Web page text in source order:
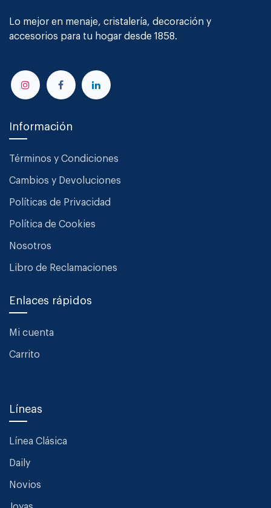
Lo mejor en menaje, cristalería, decoración y
accesorios para tu hogar desde 1858.
Información
Términos y Condiciones
Cambios y Devoluciones
Políticas de Privacidad
Política de Cookies
Nosotros
Libro de Reclamaciones
Enlaces rápidos
Mi cuenta
Carrito
Líneas
Línea Clásica
Daily
Novios